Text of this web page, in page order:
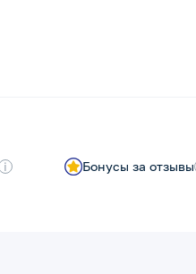
i Бонусы за отзывы